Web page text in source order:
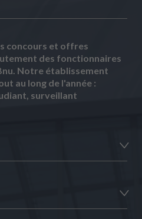
concours et offres
des fonctionnaires
Notre établissement
au long de l'année :
surveillant